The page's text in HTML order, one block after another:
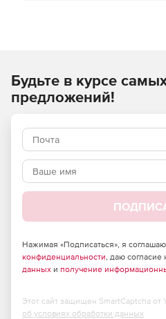
управлением доступом и
операций.
Будьте в курсе
предложений!
Нажимая «Подписаться», я
конфиденциальности, даю согласие
данных и получение
Этот сайт защищен SmartCaptcha от
об условиях обработки данных